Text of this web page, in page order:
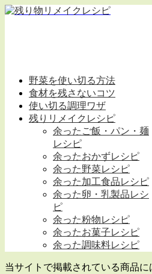
野菜を使い切る方法
食材を残さないコツ
使い切る調理ワザ
残りリメイクレシピ
余ったご飯・パン・麺
レシピ
余ったおかずレシピ
余った野菜レシピ
余った加工食品レシピ
余った卵・乳製品レシ
ピ
余った粉物レシピ
余ったお菓子レシピ
余った調味料レシピ
当サイトで掲載されている商品